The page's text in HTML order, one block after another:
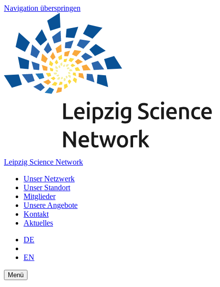
Navigation überspringen
Leipzig Science Network
Unser Netzwerk
Unser Standort
Mitglieder
Unsere Angebote
Kontakt
Aktuelles
DE
EN
Menü